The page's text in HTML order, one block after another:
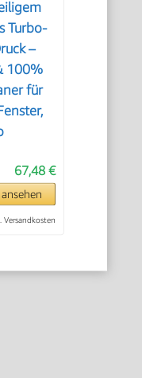
Turbo-
–
100%
für
67,48 €
Versandkosten